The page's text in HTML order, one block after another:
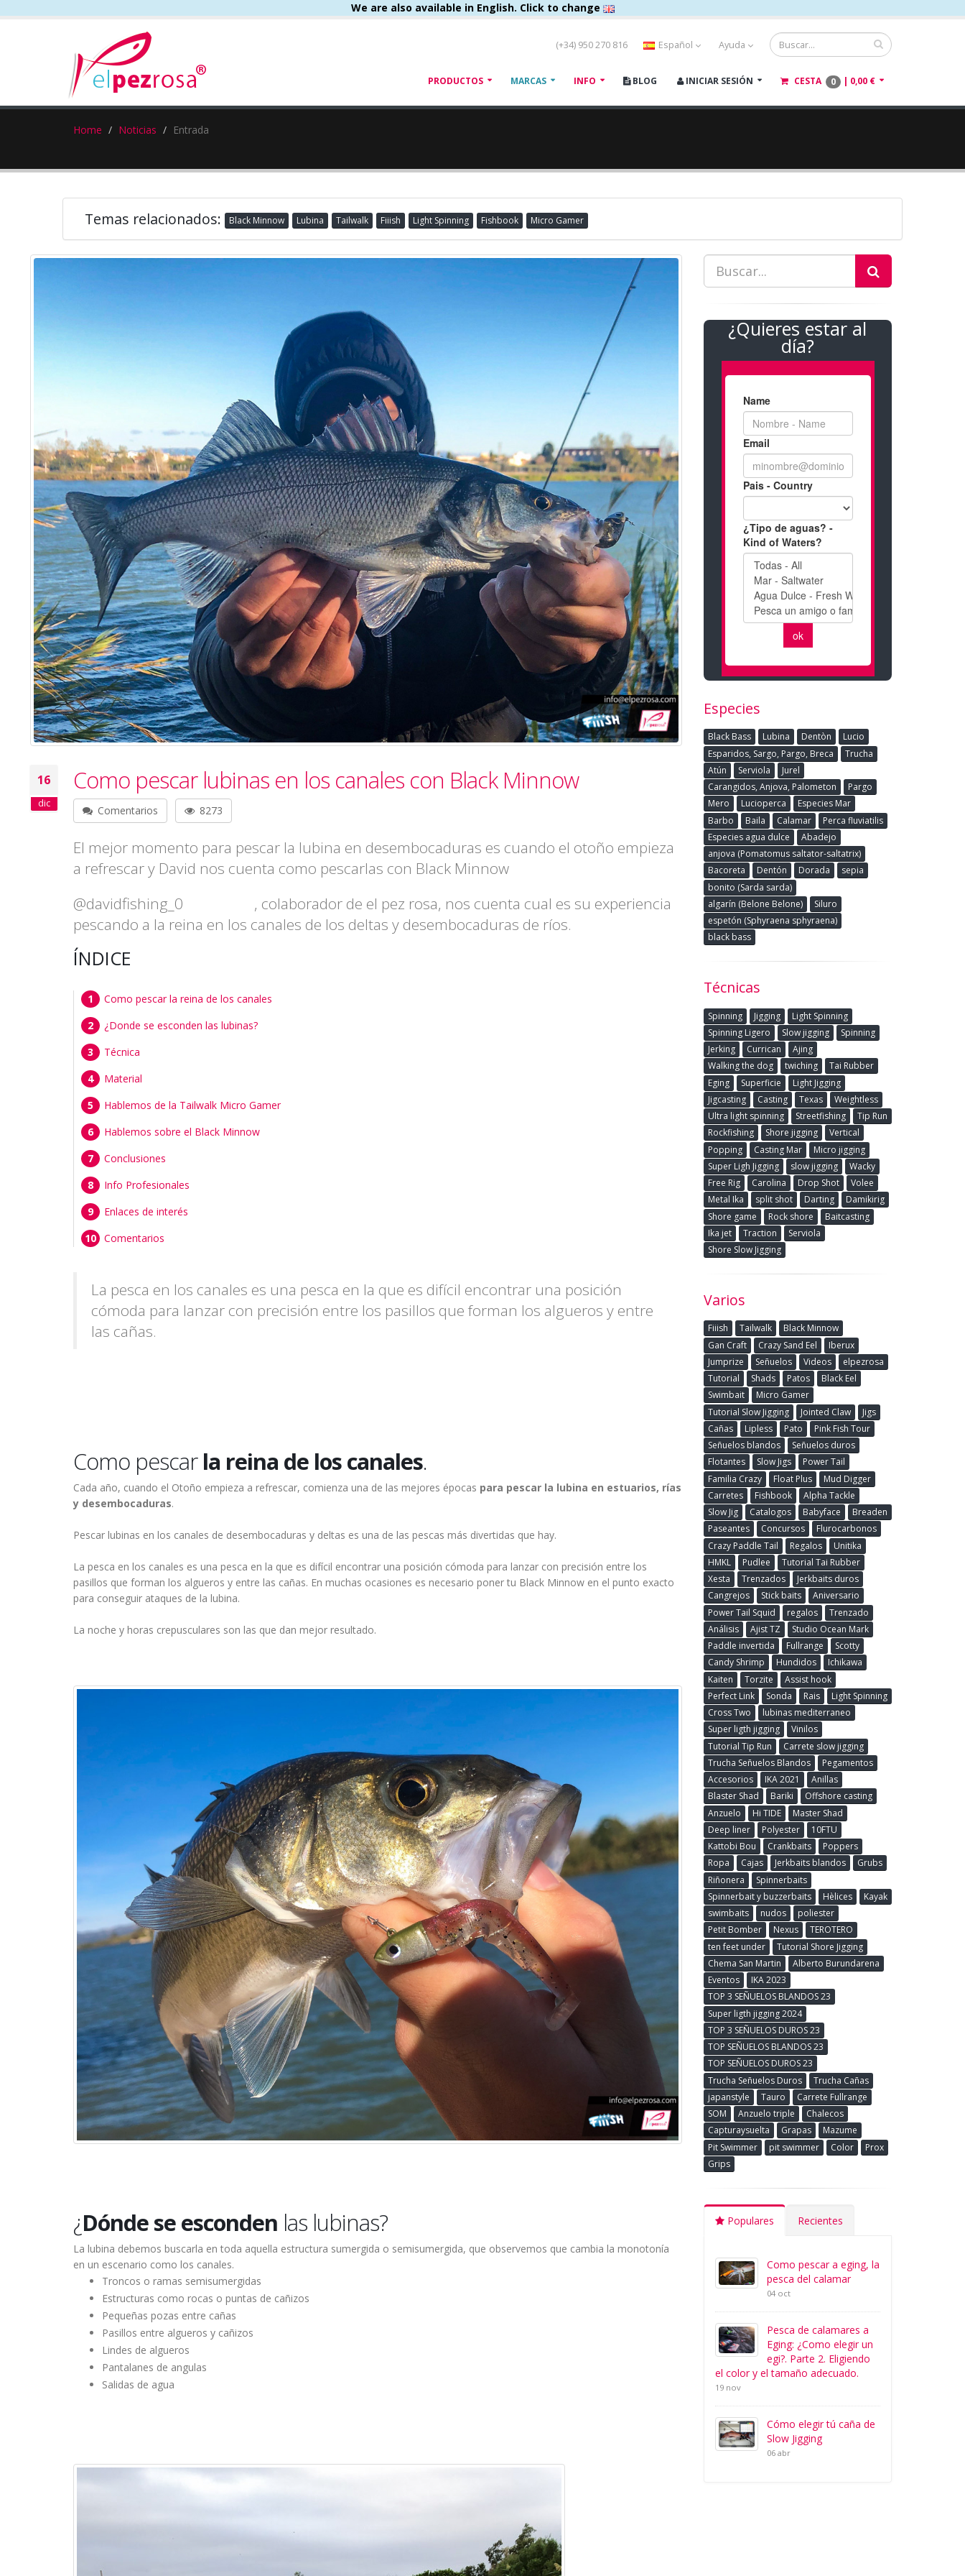
We are also available in English. Click to change
(+34) 950 270 816 Español Ayuda
PRODUCTOS MARCAS INFO BLOG INICIAR SESIÓN CESTA 0 | 0,00 €
Home Noticias Entrada
Temas relacionados: Black Minnow Lubina Tailwalk Fiiish Light Spinning Fishbook Micro Gamer
16
dic
Como pescar lubinas en los canales con Black Minnow
Comentarios 8273
El mejor momento para pescar la lubina en desembocaduras es cuando el otoño empieza
a refrescar y David nos cuenta como pescarlas con Black Minnow
@davidfishing_0
, colaborador de el pez rosa, nos cuenta cual es su experiencia
pescando a la reina en los canales de los deltas y desembocaduras de ríos.
ÍNDICE
Como pescar la reina de los canales
¿Donde se esconden las lubinas?
Técnica
Material
Hablemos de la Tailwalk Micro Gamer
Hablemos sobre el Black Minnow
Conclusiones
Info Profesionales
Enlaces de interés
Comentarios
La pesca en los canales es una pesca en la que es difícil encontrar una posición
cómoda para lanzar con precisión entre los pasillos que forman los algueros y entre
las cañas.
Como pescarla reina de los canales.
Cada año, cuando el Otoño empieza a refrescar, comienza una de las mejores épocas para pescar la lubina en estuarios, rías
y desembocaduras.
Pescar lubinas en los canales de desembocaduras y deltas es una de las pescas más divertidas que hay.
La pesca en los canales es una pesca en la que es difícil encontrar una posición cómoda para lanzar con precisión entre los
pasillos que forman los algueros y entre las cañas. En muchas ocasiones es necesario poner tu Black Minnow en el punto exacto
para conseguir ataques de la lubina.
La noche y horas crepusculares son las que dan mejor resultado.
¿Dónde se esconden las lubinas?
La lubina debemos buscarla en toda aquella estructura sumergida o semisumergida, que observemos que cambia la monotonía
en un escenario como los canales.
Troncos o ramas semisumergidas
Estructuras como rocas o puntas de cañizos
Pequeñas pozas entre cañas
Pasillos entre algueros y cañizos
Lindes de algueros
Pantalanes de angulas
Salidas de agua
¿Quieres estar al
día?
Especies
Black Bass Lubina Dentòn
Lucio
Esparidos, Sargo, Pargo, Breca
Trucha
Atún
Serviola
Jurel
Carangidos, Anjova, Palometon
Pargo
Mero
Lucioperca
Especies Mar
Barbo
Baila Calamar
Perca fluviatilis
Especies agua dulce
Abadejo
anjova (Pomatomus saltator-saltatrix)
Bacoreta
Dentón Dorada
sepia
bonito (Sarda sarda)
algarín (Belone Belone)
Siluro
espetón (Sphyraena sphyraena)
black bass
Técnicas
Spinning Jigging
Light Spinning
Spinning Ligero
Slow jigging
Spinning
Jerking
Currican
Ajing
Walking the dog
twiching
Tai Rubber
Eging
Superficie
Light Jigging
Jigcasting
Casting Texas
Weightless
Ultra light spinning
Streetfishing
Tip Run
Rockfishing
Shore jigging
Vertical
Popping
Casting Mar
Micro jigging
Super Ligh Jigging
slow jigging
Wacky
Free Rig
Carolina Drop Shot
Volee
Metal Ika
split shot Darting
Damikirig
Shore game
Rock shore
Baitcasting
Ika jet
Traction
Serviola
Shore Slow Jigging
Varios
Fiiish Tailwalk
Black Minnow
Gan Craft
Crazy Sand Eel
Iberux
Jumprize
Señuelos Videos
elpezrosa
Tutorial
Shads Patos
Black Eel
Swimbait
Micro Gamer
Tutorial Slow Jigging
Jointed Claw
Jigs
Cañas
Lipless Pato
Pink Fish Tour
Señuelos blandos
Señuelos duros
Flotantes
Slow Jigs
Power Tail
Familia Crazy
Float Plus
Mud Digger
Carretes
Fishbook
Alpha Tackle
Slow Jig
Catalogos Babyface
Breaden
Paseantes
Concursos
Flurocarbonos
Crazy Paddle Tail
Regalos
Unitika
HMKL
Pudlee
Tutorial Tai Rubber
Xesta
Trenzados
Jerkbaits duros
Cangrejos
Stick baits
Aniversario
Power Tail Squid
regalos
Trenzado
Análisis
Ajist TZ
Studio Ocean Mark
Paddle invertida
Fullrange
Scotty
Candy Shrimp
Hundidos
Ichikawa
Kaiten
Torzite
Assist hook
Perfect Link
Sonda Rais
Light Spinning
Cross Two
lubinas mediterraneo
Super ligth jigging
Vinilos
Tutorial Tip Run
Carrete slow jigging
Trucha Señuelos Blandos
Pegamentos
Accesorios
IKA 2021
Anillas
Blaster Shad
Bariki
Offshore casting
Anzuelo
Hi TIDE
Master Shad
Deep liner
Polyester
10FTU
Kattobi Bou
Crankbaits
Poppers
Ropa
Cajas Jerkbaits blandos
Grubs
Riñonera
Spinnerbaits
Spinnerbait y buzzerbaits
Hèlices
Kayak
swimbaits
nudos
poliester
Petit Bomber
Nexus
TEROTERO
ten feet under
Tutorial Shore Jigging
Chema San Martin
Alberto Burundarena
Eventos
IKA 2023
TOP 3 SEÑUELOS BLANDOS 23
Super ligth jigging 2024
TOP 3 SEÑUELOS DUROS 23
TOP SEÑUELOS BLANDOS 23
TOP SEÑUELOS DUROS 23
Trucha Señuelos Duros
Trucha Cañas
japanstyle
Tauro
Carrete Fullrange
SOM
Anzuelo triple
Chalecos
Capturaysuelta
Grapas
Mazume
Pit Swimmer
pit swimmer Color
Prox
Grips
Populares Recientes
Como pescar a eging, la
pesca del calamar
04 oct
Pesca de calamares a
Eging: ¿Como elegir un
egi?. Parte 2. Eligiendo
el color y el tamaño adecuado.
19 nov
Cómo elegir tú caña de
Slow Jigging
06 abr